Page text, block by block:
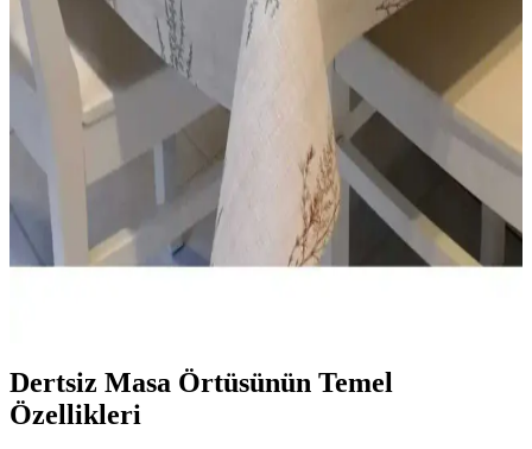
Genel Markalar Hasır Lüx PVC Kaplamalı
Silinebilir Masa Örtüsü Özellikleri ve Kullanım
Avantajları
Bej renk ve geometrik desenleriyle dayanıklı, su geçirmez ve kolay
temizlenebilir masa örtüsü, pratik kullanımıyla yaşam alanlarınızı şık
ve fonksiyonel hale getirir.
Başak Ev Tekstili Elyaflı PVC Muşamba ile
Dayanıklı ve Şık Masa Koruyucu Seçenekleri
Başak Ev Tekstili'nin Elyaflı PVC Muşamba ürünleri, dayanıklı,
Dertsiz Masa Örtüsünün Temel
Özellikleri